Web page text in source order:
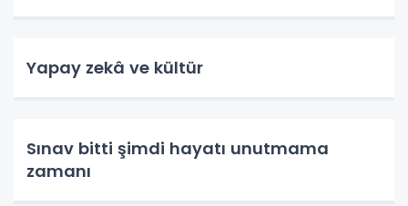
Yapay zekâ ve kültür
Sınav bitti şimdi hayatı unutmama
zamanı